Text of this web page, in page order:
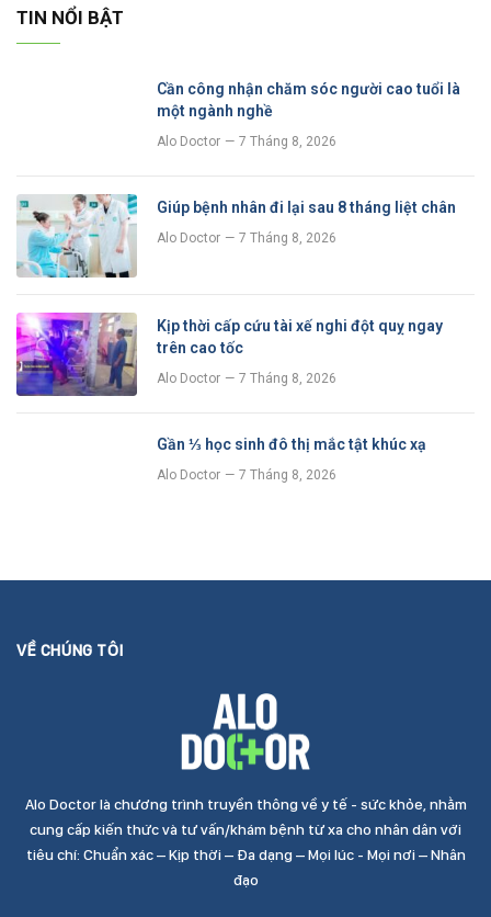
TIN NỔI BẬT
Cần công nhận chăm sóc người cao tuổi là
một ngành nghề
Alo Doctor 7 Tháng 8, 2026
Giúp bệnh nhân đi lại sau 8 tháng liệt chân
Alo Doctor 7 Tháng 8, 2026
Kịp thời cấp cứu tài xế nghi đột quỵ ngay
trên cao tốc
Alo Doctor 7 Tháng 8, 2026
Gần ⅓ học sinh đô thị mắc tật khúc xạ
Alo Doctor 7 Tháng 8, 2026
VỀ CHÚNG TÔI
Alo Doctor là chương trình truyền thông về y tế - sức khỏe, nhằm
cung cấp kiến thức và tư vấn/khám bệnh từ xa cho nhân dân với
tiêu chí: Chuẩn xác – Kịp thời – Đa dạng – Mọi lúc - Mọi nơi – Nhân
đạo